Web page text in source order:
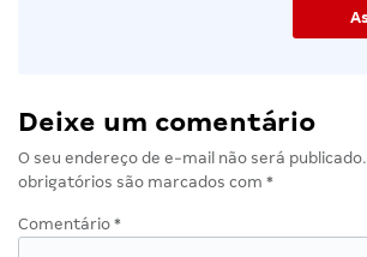
Deixe um comentário
O seu endereço de e-mail não será publicado.
obrigatórios são marcados com *
Comentário *